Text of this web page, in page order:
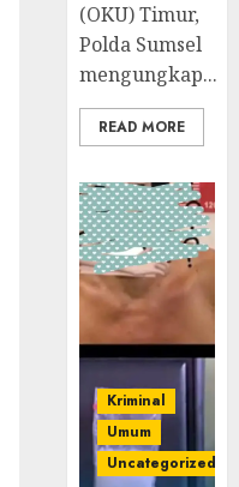
(OKU) Timur,
Polda Sumsel
mengungkap...
READ MORE
Kriminal
Umum
Uncategorized